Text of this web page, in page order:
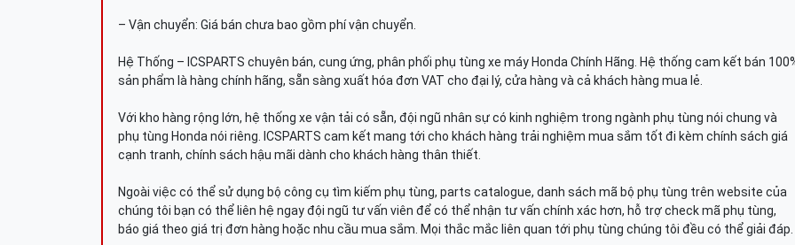
– Vận chuyển: Giá bán chưa bao gồm phí vận chuyển.
Hệ Thống – ICSPARTS chuyên bán, cung ứng, phân phối phụ tùng xe máy Honda Chính Hãng. Hệ thống cam kết bán
sản phẩm là hàng chính hãng, sẵn sàng xuất hóa đơn VAT cho đại lý, cửa hàng và cả khách hàng mua lẻ.
Với kho hàng rộng lớn, hệ thống xe vận tải có sẵn, đội ngũ nhân sự có kinh nghiệm trong ngành phụ tùng nói chung và
phụ tùng Honda nói riêng. ICSPARTS cam kết mang tới cho khách hàng trải nghiệm mua sắm tốt đi kèm chính sách giá
cạnh tranh, chính sách hậu mãi dành cho khách hàng thân thiết.
Ngoài việc có thể sử dụng bộ công cụ tìm kiếm phụ tùng, parts catalogue, danh sách mã bộ phụ tùng trên website của
chúng tôi bạn có thể liên hệ ngay đội ngũ tư vấn viên để có thể nhận tư vấn chính xác hơn, hỗ trợ check mã phụ tùng,
báo giá theo giá trị đơn hàng hoặc nhu cầu mua sắm. Mọi thắc mắc liên quan tới phụ tùng chúng tôi đều có thể giải đáp.